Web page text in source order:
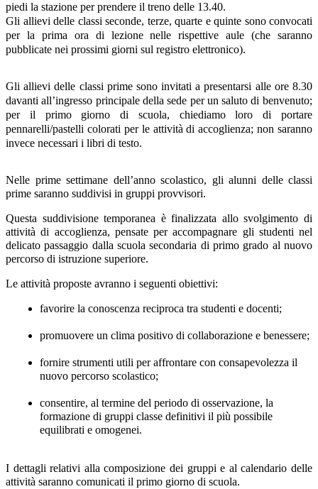
piedi la stazione per prendere il treno delle 13.40.
Gli allievi delle classi seconde, terze, quarte e quinte sono convocati
per la prima ora di lezione nelle rispettive aule (che saranno
pubblicate nei prossimi giorni sul registro elettronico).
Gli allievi delle classi primesono invitati a presentarsi alle ore8.30
davanti all’ingresso principale della sede per un saluto di benvenuto;
per il primo giorno di scuola, chiediamo loro di portare
pennarelli/pastelli colorati per le attività di accoglienza; non saranno
invece necessari i libri di testo.
Nelle prime settimane dell’anno scolastico, gli alunni delle classi
prime saranno suddivisi in gruppi provvisori.
Questa suddivisione temporanea è finalizzata allo svolgimento di
attività di accoglienza, pensate per accompagnare gli studenti nel
delicato passaggio dalla scuola secondaria di primo grado al nuovo
percorso di istruzione superiore.
Le attività proposte avranno i seguenti obiettivi:
favorire la conoscenza reciproca tra studenti e docenti;
promuovere un clima positivo di collaborazione e benessere;
fornire strumenti utili per affrontare con consapevolezza il
nuovo percorso scolastico;
consentire, al termine del periodo di osservazione, la
formazione di gruppi classe definitivi il più possibile
equilibrati e omogenei.
I dettagli relativi alla composizione dei gruppi e al calendario delle
attività saranno comunicati il primo giorno di scuola.